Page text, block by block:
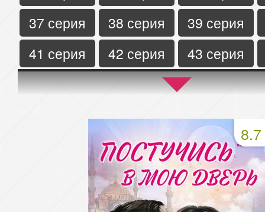
37 серия
38 серия
39 серия
41 серия
42 серия
43 серия
45 серия
46 серия
47 серия
50 серия
51 серия
54 серия
55 серия
58 серия
59 серия
8.7